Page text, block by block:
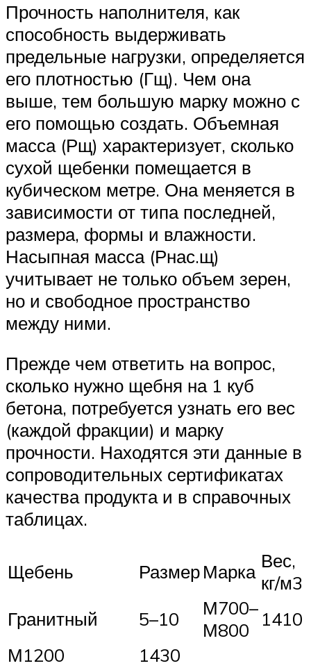
Прочность наполнителя, как
способность выдерживать
предельные нагрузки, определяется
его плотностью (Гщ). Чем она
выше, тем большую марку можно с
его помощью создать. Объемная
масса (Рщ) характеризует, сколько
сухой щебенки помещается в
кубическом метре. Она меняется в
зависимости от типа последней,
размера, формы и влажности.
Насыпная масса (Рнас.щ)
учитывает не только объем зерен,
но и свободное пространство
между ними.
Прежде чем ответить на вопрос,
сколько нужно щебня на 1 куб
бетона, потребуется узнать его вес
(каждой фракции) и марку
прочности. Находятся эти данные в
сопроводительных сертификатах
качества продукта и в справочных
таблицах.
Щебень РазмерМарка Вес,
кг/м3
Гранитный
5–10
М700–
М800
1410
М1200
1430